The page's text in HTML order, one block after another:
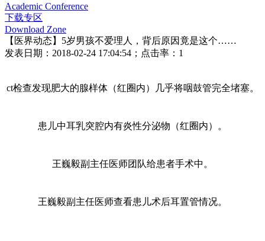
Academic Conference
下载专区
Download Zone
【医界动态】5岁男孩不爱理人，背后原因竟是这个……
发表日期： 2018-02-24 17:04:54 ；点击率： 1
ct检查发现肥大的腺样体（红圈内）几乎将咽鼓管完全堵塞。
患儿中耳乳突腔内有炎性分泌物（红圈内）。
王巍毅副主任医师团队给患者手术中。
王巍毅副主任医师查看患儿术后耳置管情况。